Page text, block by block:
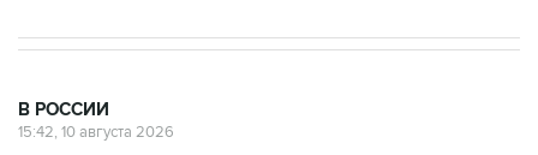
В РОССИИ
15:42, 10 августа 2026